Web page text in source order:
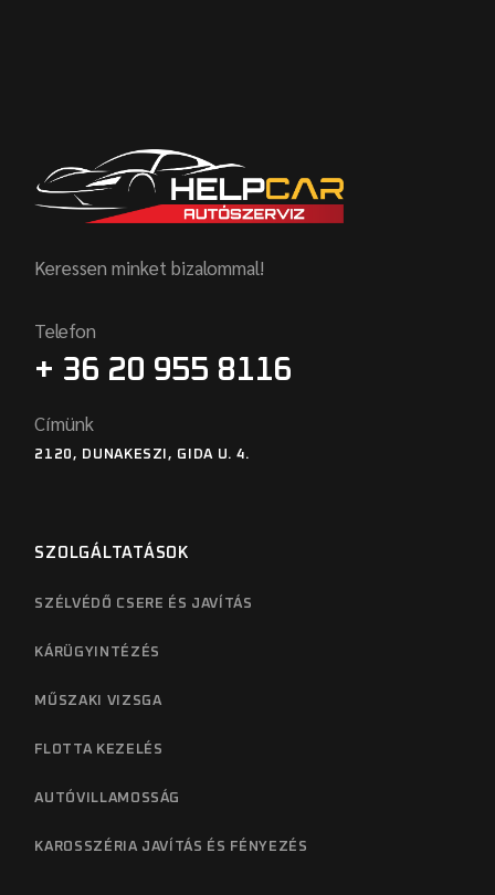
Keressen minket bizalommal!
Telefon
+ 36 20 955 8116
Címünk
2120, DUNAKESZI, GIDA U. 4.
SZOLGÁLTATÁSOK
SZÉLVÉDŐ CSERE ÉS JAVÍTÁS
KÁRÜGYINTÉZÉS
MŰSZAKI VIZSGA
FLOTTA KEZELÉS
AUTÓVILLAMOSSÁG
KAROSSZÉRIA JAVÍTÁS ÉS FÉNYEZÉS